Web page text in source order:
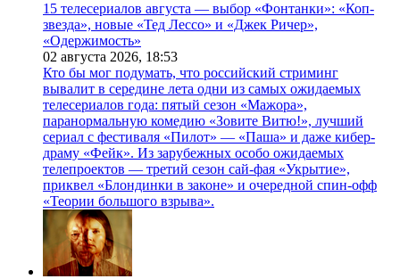
15 телесериалов августа — выбор «Фонтанки»: «Коп-
звезда», новые «Тед Лессо» и «Джек Ричер»,
«Одержимость»
02 августа 2026, 18:53
Кто бы мог подумать, что российский стриминг
вывалит в середине лета одни из самых ожидаемых
телесериалов года: пятый сезон «Мажора»,
паранормальную комедию «Зовите Витю!», лучший
сериал с фестиваля «Пилот» — «Паша» и даже кибер-
драму «Фейк». Из зарубежных особо ожидаемых
телепроектов — третий сезон сай-фая «Укрытие»,
приквел «Блондинки в законе» и очередной спин-офф
«Теории большого взрыва».